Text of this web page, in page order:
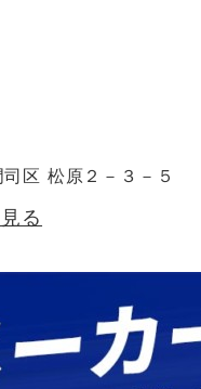
区 松原２－３－５
る